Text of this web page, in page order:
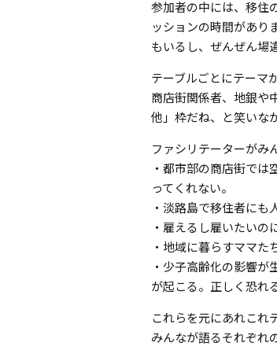
参加者の中には、移住
ッションの時間があり
もいるし、ぜんぜん場
テーブルごとにテーマ
商店街関係者、地銀や
他」枠だね、と笑いな
ファシリテーターがみ
・都市部の商店街で
ってくれない。
・淡路島で移住者にも
・雇えるし雇いたいの
・地域に暮らすママ
・少子高齢化の影響
が起こる。正しく恐れ
これらを元にあれこれ
みんなが語るそれぞれ